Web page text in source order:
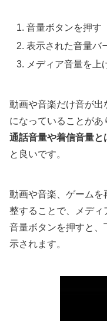
音量ボタンを押す
表示された音量バ
メディア音量を上
動画や音楽だけ音が
になっていることがあ
通話音量や着信音量と
と良いです。
動画や音楽、ゲームを
整することで、メディ
音量ボタンを押すと
示されます。